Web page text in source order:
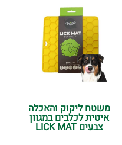
משטח ליקוק והאכלה
איטית לכלבים במגוון
צבעים LICK MAT